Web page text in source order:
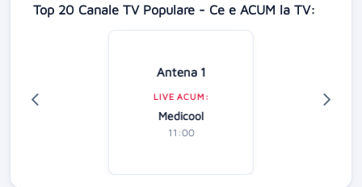
Top 20 Canale TV Populare - Ce e ACUM la TV:
Antena 1
LIVE ACUM:
Medicool
11:00